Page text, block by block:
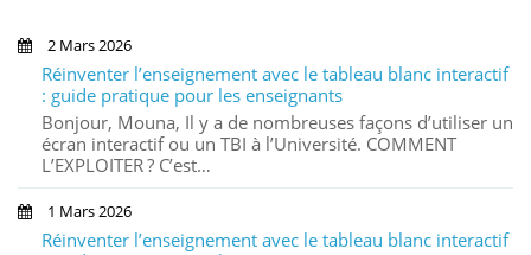
2 Mars 2026
Réinventer l’enseignement avec le tableau blanc interactif
: guide pratique pour les enseignants
Bonjour, Mouna, Il y a de nombreuses façons d’utiliser un
écran interactif ou un TBI à l’Université. COMMENT
L’EXPLOITER ? C’est…
1 Mars 2026
Réinventer l’enseignement avec le tableau blanc interactif